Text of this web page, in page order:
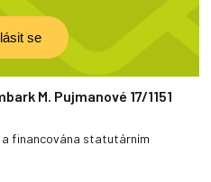
M. Pujmanové 17/1151
a financována statutárním